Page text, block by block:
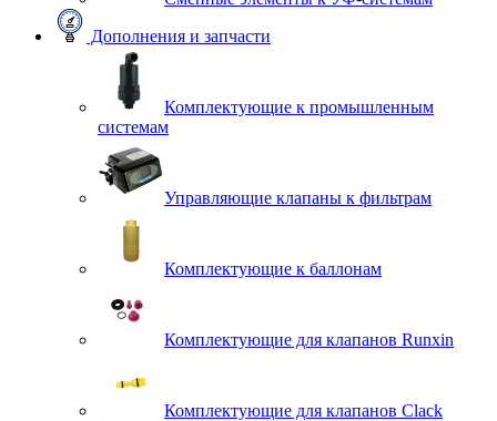
Дополнения и запчасти
Комплектующие к промышленным
системам
Управляющие клапаны к фильтрам
Комплектующие к баллонам
Комплектующие для клапанов Runxin
Комплектующие для клапанов Clack